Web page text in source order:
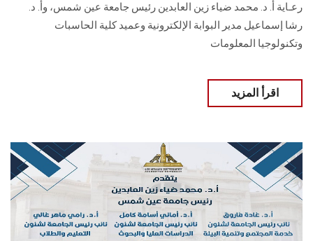
رعـاية أ. د. محمد ضياء زين العابدين رئيس جامعة عين شمس، وأ. د.
‏رشا إسماعيل مدير البوابة الإلكترونية وعميد كلية الحاسبات
وتكنولوجيا المعلومات
اقرأ المزيد